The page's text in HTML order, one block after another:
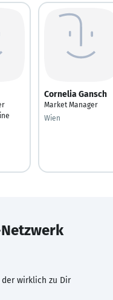
Cornelia Gansch
Market Manager
Wien
Netzwerk
der wirklich zu Dir